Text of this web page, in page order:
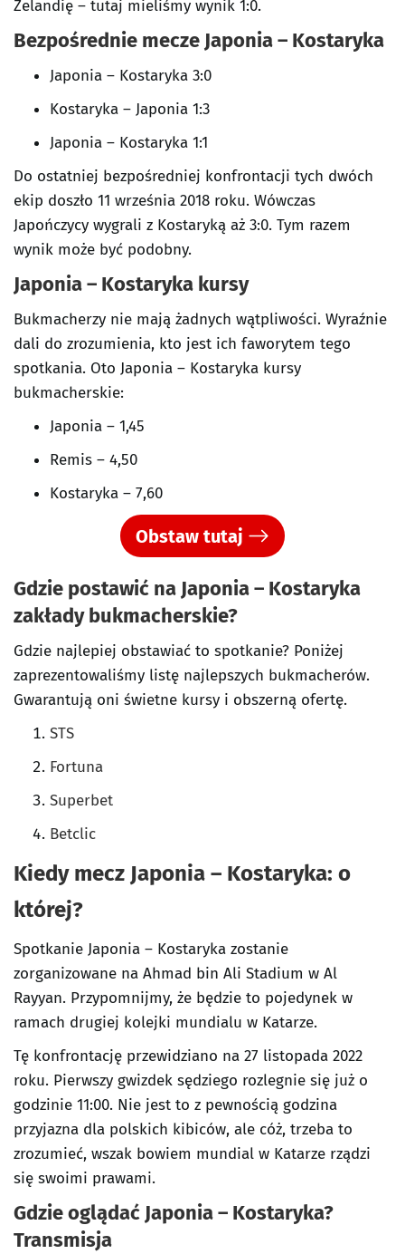
Zelandię – tutaj mieliśmy wynik 1:0.
Bezpośrednie mecze Japonia – Kostaryka
Japonia – Kostaryka 3:0
Kostaryka – Japonia 1:3
Japonia – Kostaryka 1:1
Do ostatniej bezpośredniej konfrontacji tych dwóch
ekip doszło 11 września 2018 roku. Wówczas
Japończycy wygrali z Kostaryką aż 3:0. Tym razem
wynik może być podobny.
Japonia – Kostaryka kursy
Bukmacherzy nie mają żadnych wątpliwości. Wyraźnie
dali do zrozumienia, kto jest ich faworytem tego
spotkania. Oto Japonia – Kostaryka kursy
bukmacherskie:
Japonia – 1,45
Remis – 4,50
Kostaryka – 7,60
Obstaw tutaj
Gdzie postawić na Japonia – Kostaryka
zakłady bukmacherskie?
Gdzie najlepiej obstawiać to spotkanie? Poniżej
zaprezentowaliśmy listę najlepszych bukmacherów.
Gwarantują oni świetne kursy i obszerną ofertę.
STS
Fortuna
Superbet
Betclic
Kiedy mecz Japonia – Kostaryka: o
której?
Spotkanie Japonia – Kostaryka zostanie
zorganizowane na Ahmad bin Ali Stadium w Al
Rayyan. Przypomnijmy, że będzie to pojedynek w
ramach drugiej kolejki mundialu w Katarze.
Tę konfrontację przewidziano na 27 listopada 2022
roku. Pierwszy gwizdek sędziego rozlegnie się już o
godzinie 11:00. Nie jest to z pewnością godzina
przyjazna dla polskich kibiców, ale cóż, trzeba to
zrozumieć, wszak bowiem mundial w Katarze rządzi
się swoimi prawami.
Gdzie oglądać Japonia – Kostaryka?
Transmisja